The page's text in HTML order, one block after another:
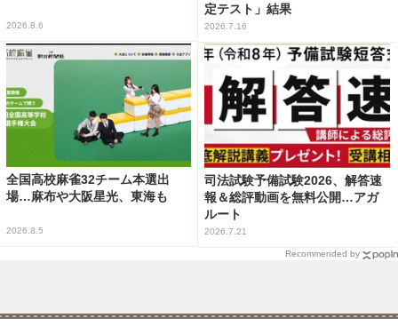
2026.8.6
定テスト」結果
2026.7.16
全国高校麻雀32チーム本選出
場…麻布や大阪星光、東海も
2026.8.5
司法試験予備試験2026、解答速
報＆総評動画を無料公開…アガ
ルート
2026.7.21
Recommended by